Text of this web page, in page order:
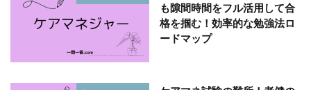
も隙間時間をフル活用して合
格を掴む！効率的な勉強法ロ
ードマップ